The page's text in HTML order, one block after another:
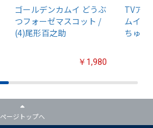
ゴールデンカムイ どうぶ
つフォーゼマスコット /
(4)尾形百之助
￥1,980
TVア
ムイ』
ちゅる
ページトップへ